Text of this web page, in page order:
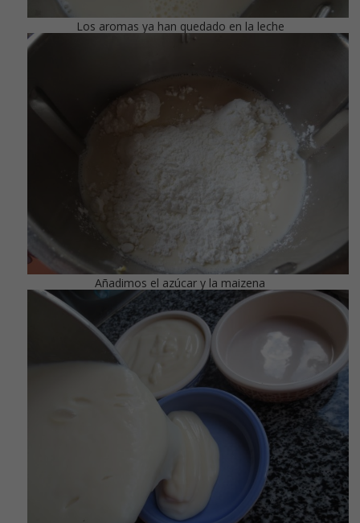
Los aromas ya han quedado en la leche
Añadimos el azúcar y la maizena